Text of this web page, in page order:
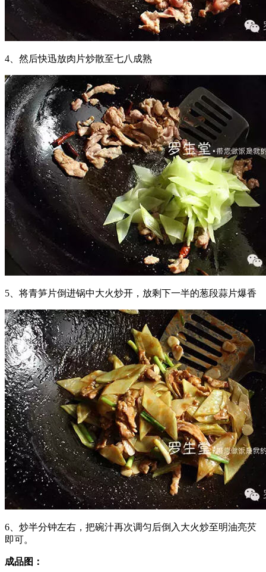
4、然后快迅放肉片炒散至七八成熟
5、将青笋片倒进锅中大火炒开，放剩下一半的葱段蒜片爆香
6、炒半分钟左右，把碗汁再次调匀后倒入大火炒至明油亮芡
即可。
成品图：